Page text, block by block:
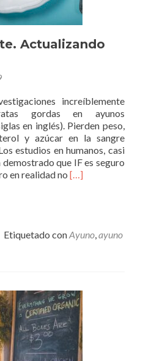
Actualizando
increíblemente
gordas en ayunos
en inglés). Pierden peso,
y azúcar en la sangre
estudios en humanos, casi
que IF es seguro
en realidad no Leer
[…]
Etiquetado conAyuno,ayuno